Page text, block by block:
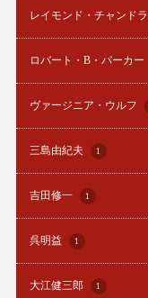
レイモンド・チャンド
ロバート・B・パーカー
ヴァージニア・ウルフ
三島由紀夫 1
吉田修一 1
呉明益 1
大江健三郎 1